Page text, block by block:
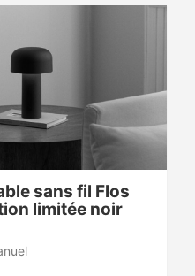
sans fil Flos
limitée noir